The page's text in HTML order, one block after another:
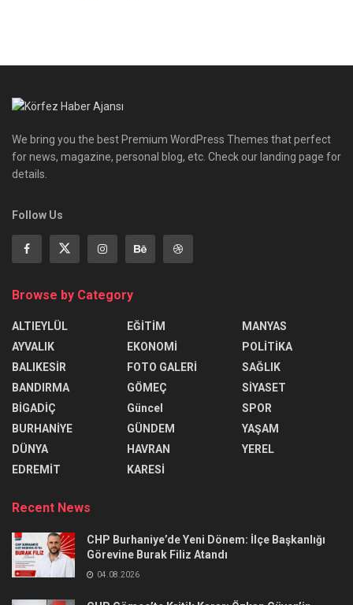
We bring you the best Premium WordPress Themes that perfect
for news, magazine, personal blog, etc. Check our landing page for
details.
Follow Us
Browse by Category
ALTIEYLÜL
AYVALIK
BALIKESİR
BANDIRMA
BİGADİÇ
BURHANİYE
DÜNYA
EDREMİT
EĞİTİM
EKONOMİ
FOTO GALERİ
GÖMEÇ
Güncel
GÜNDEM
HAVRAN
KARESİ
MANYAS
POLİTİKA
SAĞLIK
SİYASET
SPOR
YAŞAM
YEREL
Recent News
CHP Burhaniye’de Yeni Dönem: İlçe Başkanlığı
Görevine Burak Filiz Atandı
04.08.2026